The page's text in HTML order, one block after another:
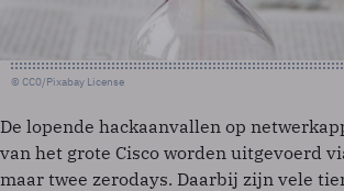
© CC0/Pixabay License
De lopende hackaanvallen op
van het grote Cisco worden uitgevoerd
maar twee zerodays. Daarbij zijn vele